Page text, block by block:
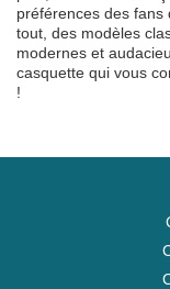
préférences des
tout, des modèles
modernes et
casquette qui vous
!